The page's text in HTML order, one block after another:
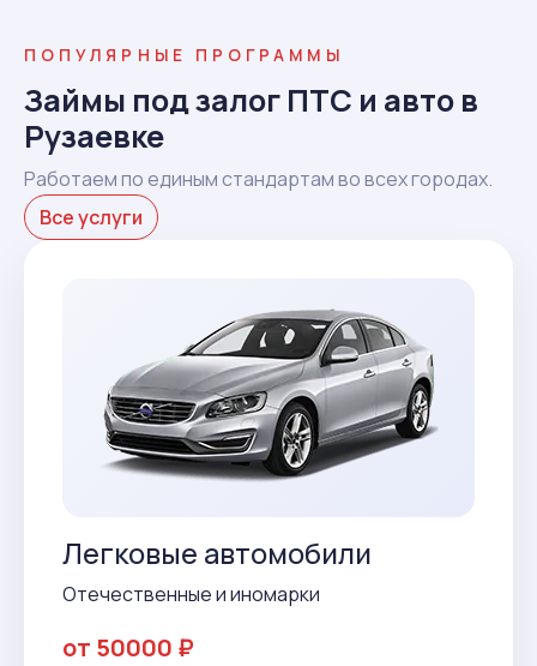
ПОПУЛЯРНЫЕ ПРОГРАММЫ
Займы под залог ПТС и авто в
Рузаевке
Работаем по единым стандартам во всех городах.
Все услуги
Легковые автомобили
Отечественные и иномарки
от 50000 ₽